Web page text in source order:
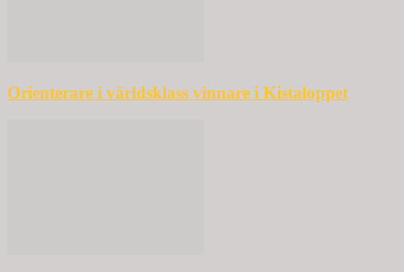
Orienterare i världsklass vinnare i Kistaloppet